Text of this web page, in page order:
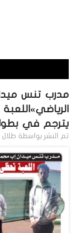
مدرب تنس
يترجم في
تم النشر بواسطة طلال